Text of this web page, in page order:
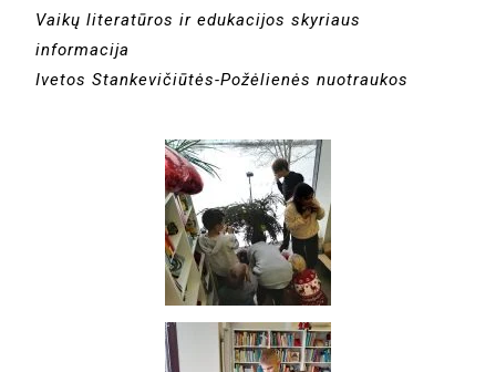
Vaikų literatūros ir edukacijos skyriaus
informacija
Ivetos Stankevičiūtės-Požėlienės nuotraukos